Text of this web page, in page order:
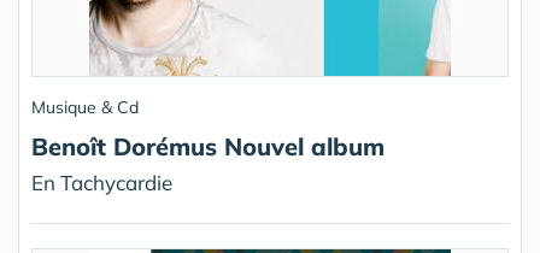
Musique & Cd
Benoît Dorémus Nouvel album
En Tachycardie